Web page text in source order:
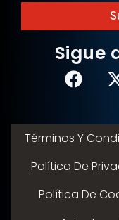
Sigue
Términos Y
Política De
Política De